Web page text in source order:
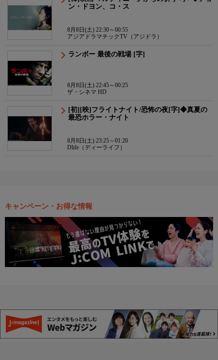
ン・ドヨン、コ・ス
8月8日(土) 22:30～00:55
アジアドラマチックTV（アジドラ）
ランボー 最後の戦場 [字]
8月8日(土) 22:45～00:25
ザ・シネマ HD
[初][映]フライトナイト/恐怖の夜[字]◆真夏の
最恐ホラー・ナイト
8月8日(土) 23:25～01:20
Dlife（ディーライフ）
キャンペーン・お得な情報